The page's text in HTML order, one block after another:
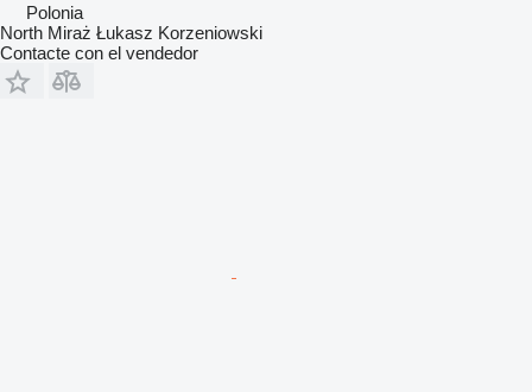
Polonia
North Miraż Łukasz Korzeniowski
Contacte con el vendedor